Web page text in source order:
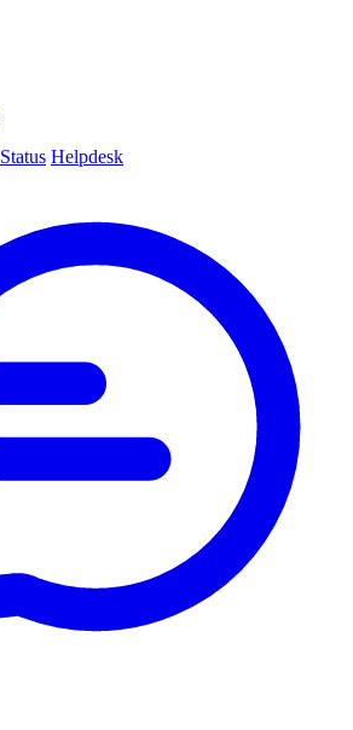
Status Helpdesk